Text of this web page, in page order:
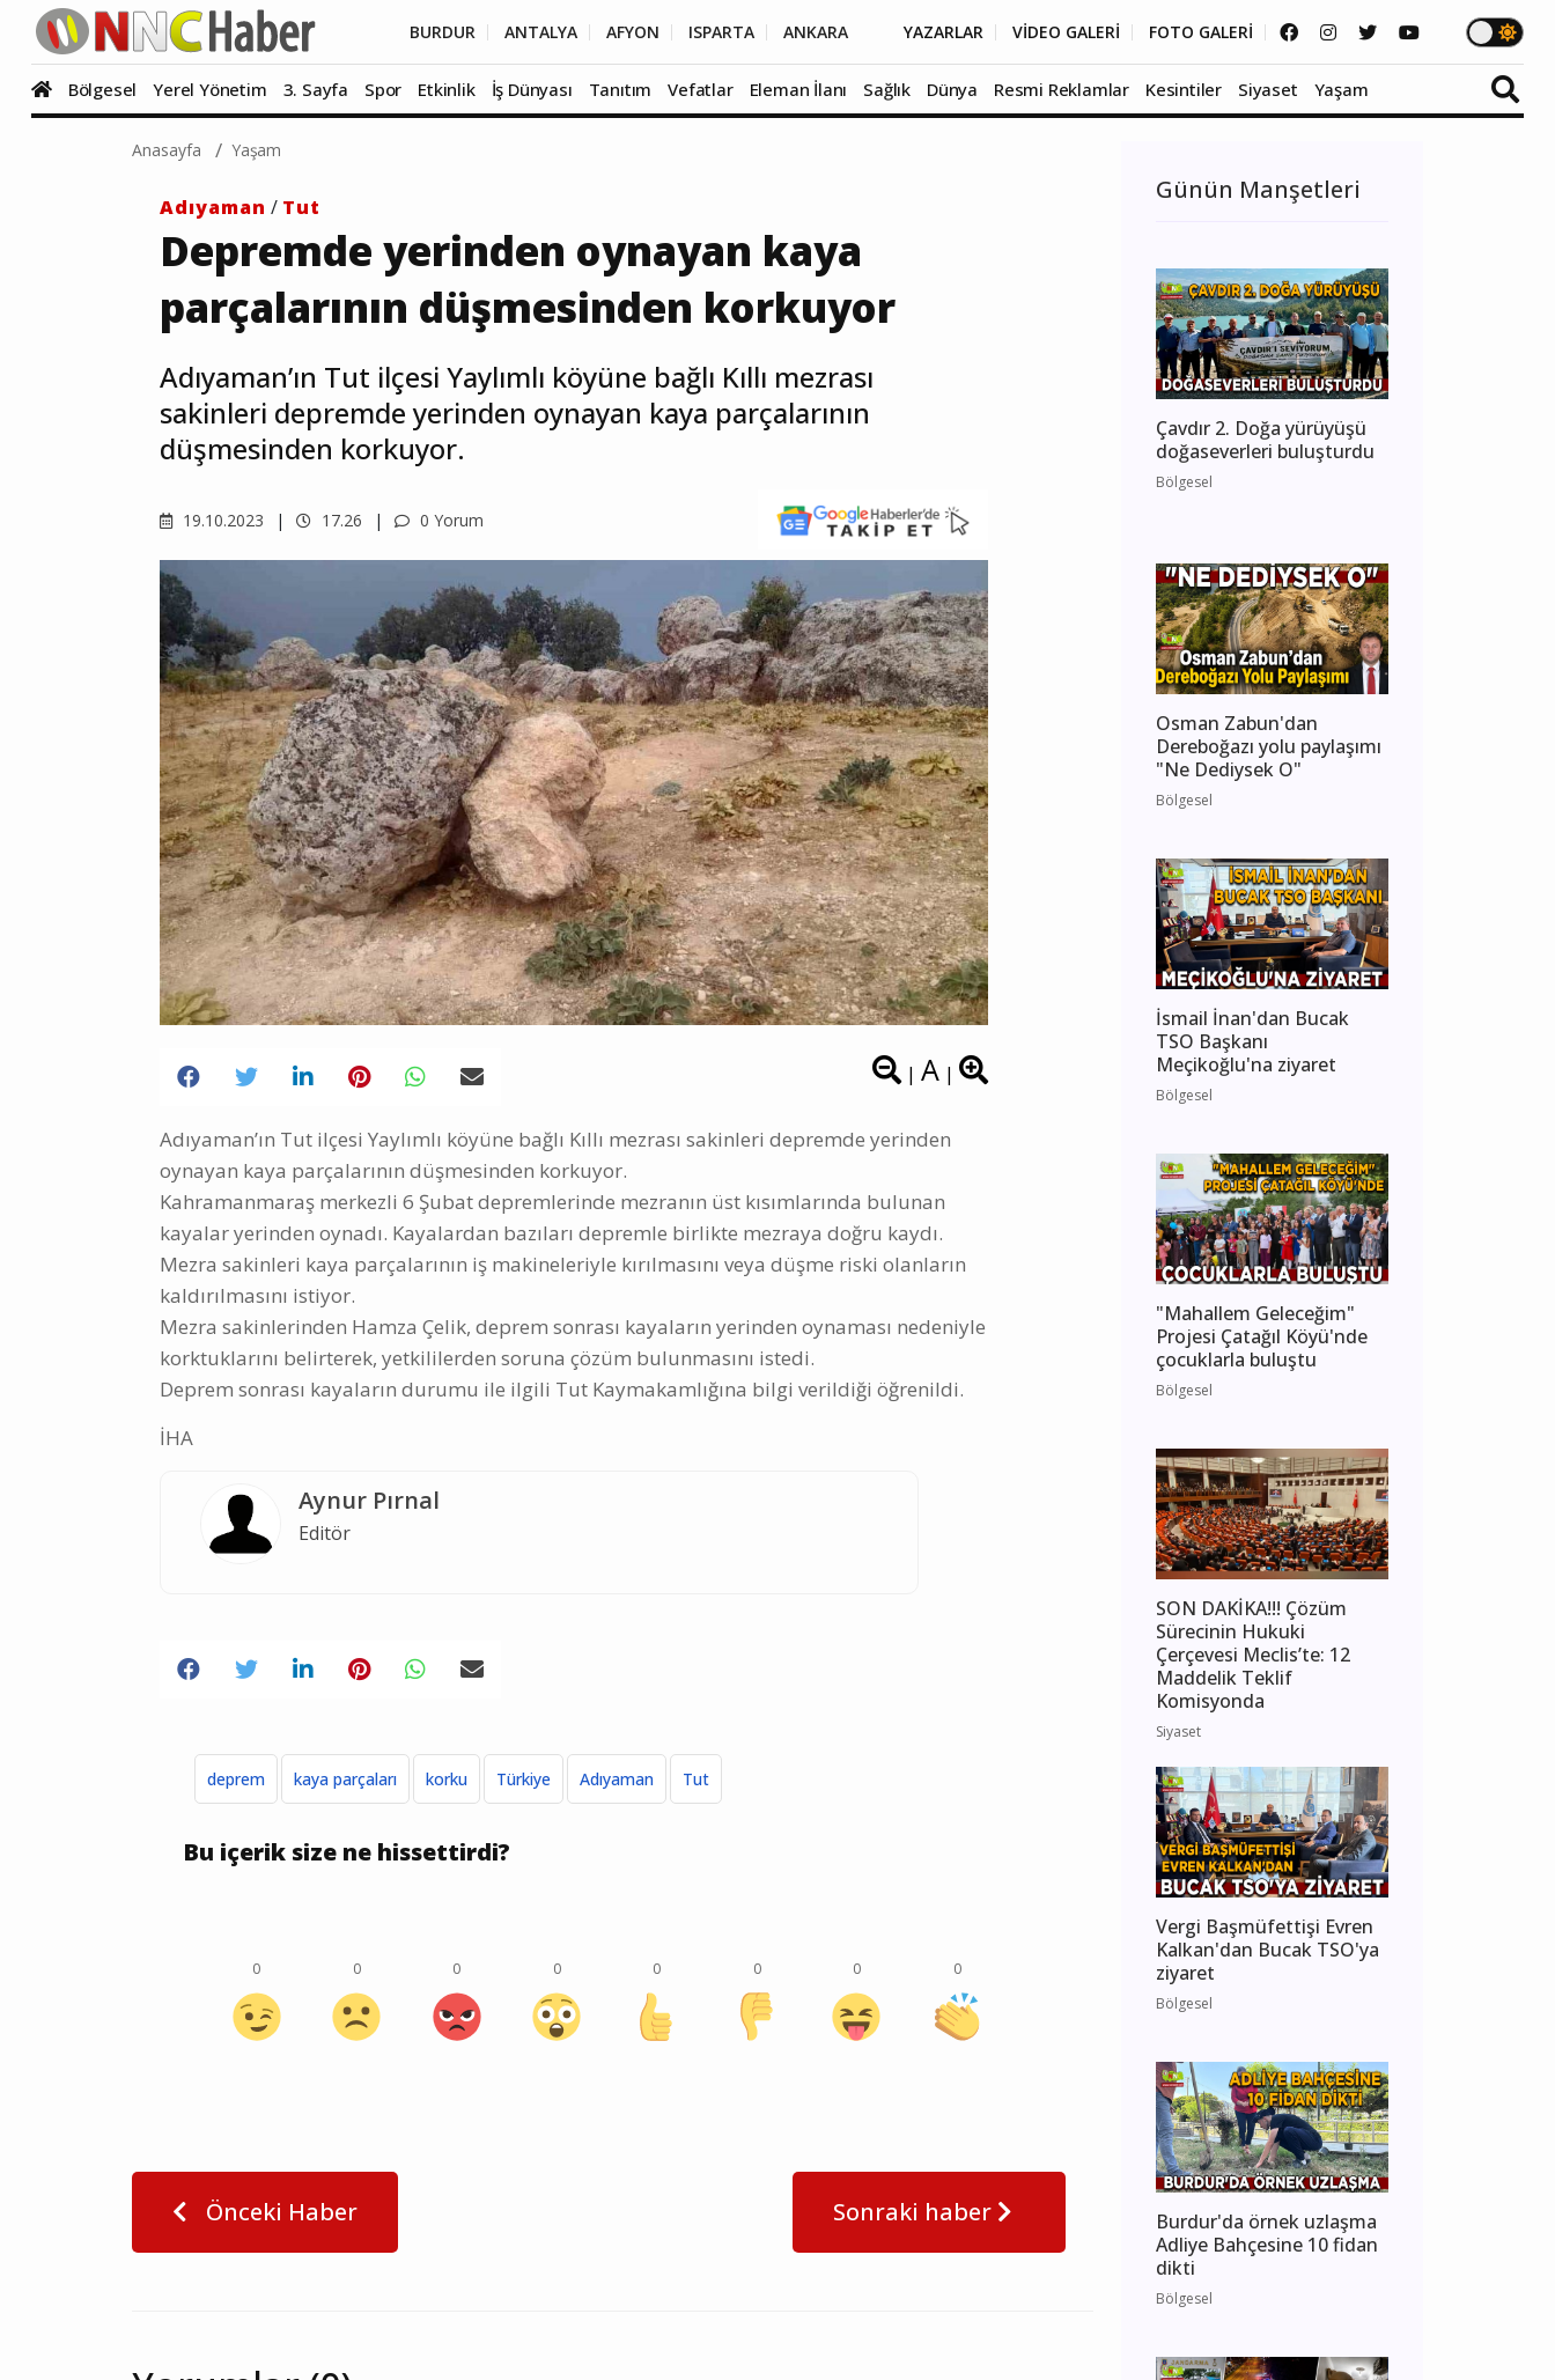
BURDUR ANTALYA AFYON ISPARTA ANKARA YAZARLAR VİDEO GALERİ FOTO GALERİ
Bölgesel Yerel Yönetim 3. Sayfa Spor Etkinlik İş Dünyası Tanıtım Vefatlar Eleman İlanı Sağlık Dünya Resmi Reklamlar Kesintiler Siyaset Yaşam
Anasayfa Yaşam
Adıyaman / Tut
Depremde yerinden oynayan kaya
parçalarının düşmesinden korkuyor
Adıyaman’ın Tut ilçesi Yaylımlı köyüne bağlı Kıllı mezrası
sakinleri depremde yerinden oynayan kaya parçalarının
düşmesinden korkuyor.
19.10.2023 17.26 0 Yorum
| A|
Adıyaman’ın Tut ilçesi Yaylımlı köyüne bağlı Kıllı mezrası sakinleri depremde yerinden
oynayan kaya parçalarının düşmesinden korkuyor.
Kahramanmaraş merkezli 6 Şubat depremlerinde mezranın üst kısımlarında bulunan
kayalar yerinden oynadı. Kayalardan bazıları depremle birlikte mezraya doğru kaydı.
Mezra sakinleri kaya parçalarının iş makineleriyle kırılmasını veya düşme riski olanların
kaldırılmasını istiyor.
Mezra sakinlerinden Hamza Çelik, deprem sonrası kayaların yerinden oynaması nedeniyle
korktuklarını belirterek, yetkililerden soruna çözüm bulunmasını istedi.
Deprem sonrası kayaların durumu ile ilgili Tut Kaymakamlığına bilgi verildiği öğrenildi.
İHA
Aynur Pırnal
Editör
deprem kaya parçaları korku Türkiye Adıyaman Tut
Bu içerik size ne hissettirdi?
0 0 0 0 0 0 0 0
Önceki Haber Sonraki haber
Günün Manşetleri
Çavdır 2. Doğa yürüyüşü
doğaseverleri buluşturdu
Bölgesel
Osman Zabun'dan
Dereboğazı yolu paylaşımı
"Ne Dediysek O"
Bölgesel
İsmail İnan'dan Bucak
TSO Başkanı
Meçikoğlu'na ziyaret
Bölgesel
"Mahallem Geleceğim"
Projesi Çatağıl Köyü'nde
çocuklarla buluştu
Bölgesel
SON DAKİKA!!! Çözüm
Sürecinin Hukuki
Çerçevesi Meclis’te: 12
Maddelik Teklif
Komisyonda
Siyaset
Vergi Başmüfettişi Evren
Kalkan'dan Bucak TSO'ya
ziyaret
Bölgesel
Burdur'da örnek uzlaşma
Adliye Bahçesine 10 fidan
dikti
Bölgesel